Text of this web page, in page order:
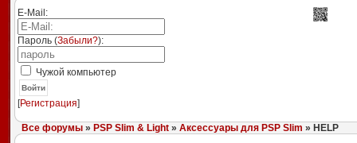
E-Mail:
Пароль (Забыли?):
Чужой компьютер
Войти
[Регистрация]
Все форумы» PSP Slim & Light» Аксессуары для PSP Slim » HELP